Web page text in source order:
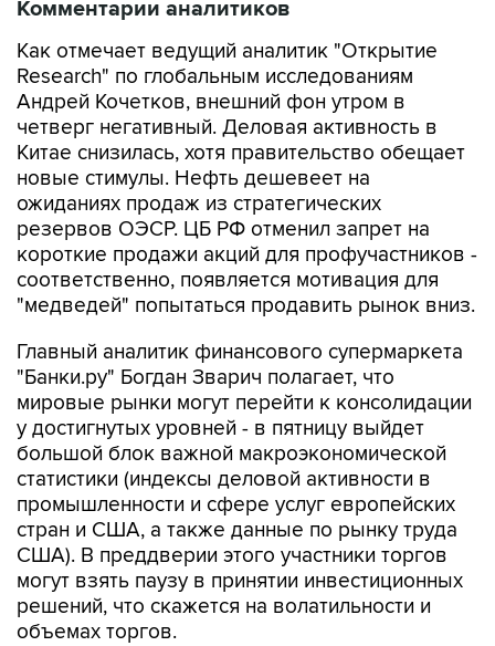
Комментарии аналитиков
Как отмечает ведущий аналитик "Открытие
Research" по глобальным исследованиям
Андрей Кочетков, внешний фон утром в
четверг негативный. Деловая активность в
Китае снизилась, хотя правительство обещает
новые стимулы. Нефть дешевеет на
ожиданиях продаж из стратегических
резервов ОЭСР. ЦБ РФ отменил запрет на
короткие продажи акций для профучастников -
соответственно, появляется мотивация для
"медведей" попытаться продавить рынок вниз.
Главный аналитик финансового супермаркета
"Банки.ру" Богдан Зварич полагает, что
мировые рынки могут перейти к консолидации
у достигнутых уровней - в пятницу выйдет
большой блок важной макроэкономической
статистики (индексы деловой активности в
промышленности и сфере услуг европейских
стран и США, а также данные по рынку труда
США). В преддверии этого участники торгов
могут взять паузу в принятии инвестиционных
решений, что скажется на волатильности и
объемах торгов.